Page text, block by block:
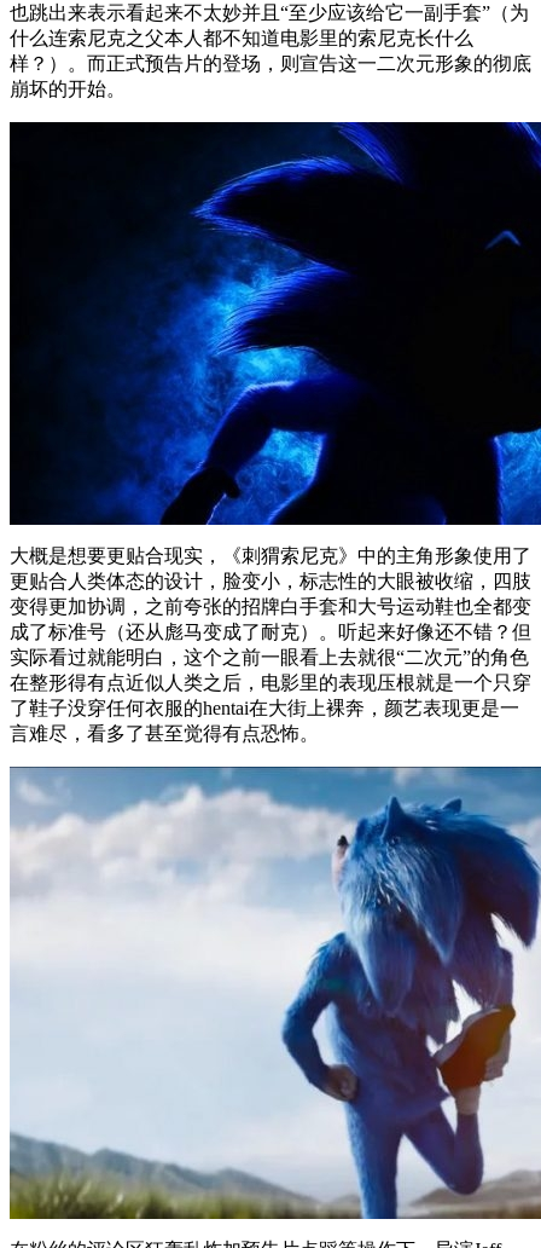
也跳出来表示看起来不太妙并且“至少应该给它一副手套”（为
什么连索尼克之父本人都不知道电影里的索尼克长什么
样？）。而正式预告片的登场，则宣告这一二次元形象的彻底
崩坏的开始。
大概是想要更贴合现实，《刺猬索尼克》中的主角形象使用了
更贴合人类体态的设计，脸变小，标志性的大眼被收缩，四肢
变得更加协调，之前夸张的招牌白手套和大号运动鞋也全都变
成了标准号（还从彪马变成了耐克）。听起来好像还不错？但
实际看过就能明白，这个之前一眼看上去就很“二次元”的角色
在整形得有点近似人类之后，电影里的表现压根就是一个只穿
了鞋子没穿任何衣服的hentai在大街上裸奔，颜艺表现更是一
言难尽，看多了甚至觉得有点恐怖。